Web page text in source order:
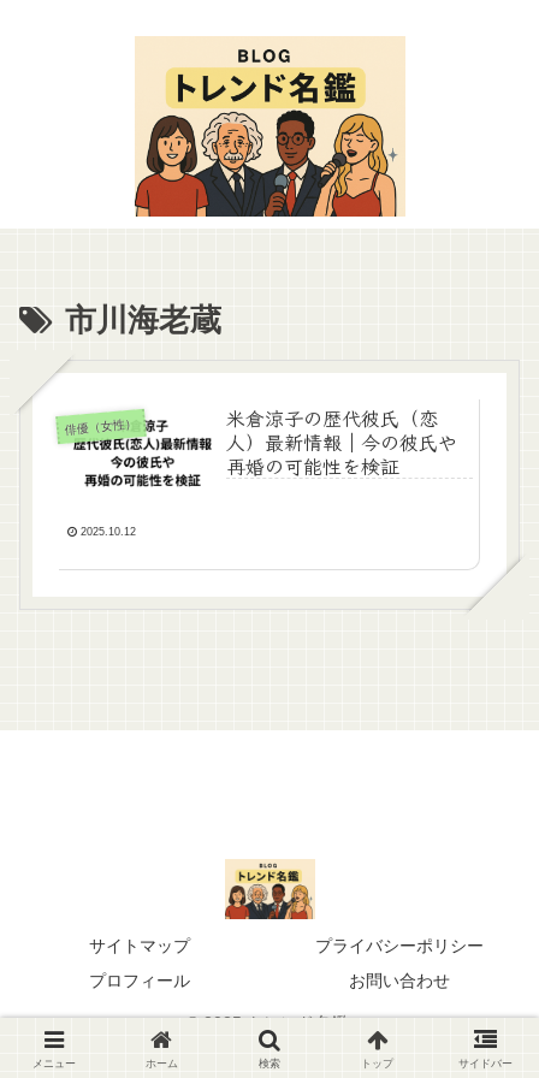
市川海老蔵
俳優（女性）
米倉涼子の歴代彼氏（恋
人）最新情報｜今の彼氏や
再婚の可能性を検証
2025.10.12
サイトマップ
プライバシーポリシー
プロフィール
お問い合わせ
© 2025 トレンド名鑑.
メニュー ホーム 検索 トップ サイドバー